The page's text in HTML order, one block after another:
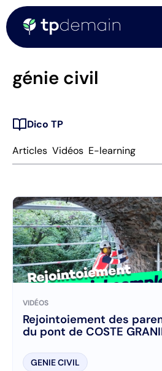
génie civil
Articles Vidéos E-learning
Dico TP
VIDÉOS
Rejointoiement des
du pont de COSTE
GENIE CIVIL